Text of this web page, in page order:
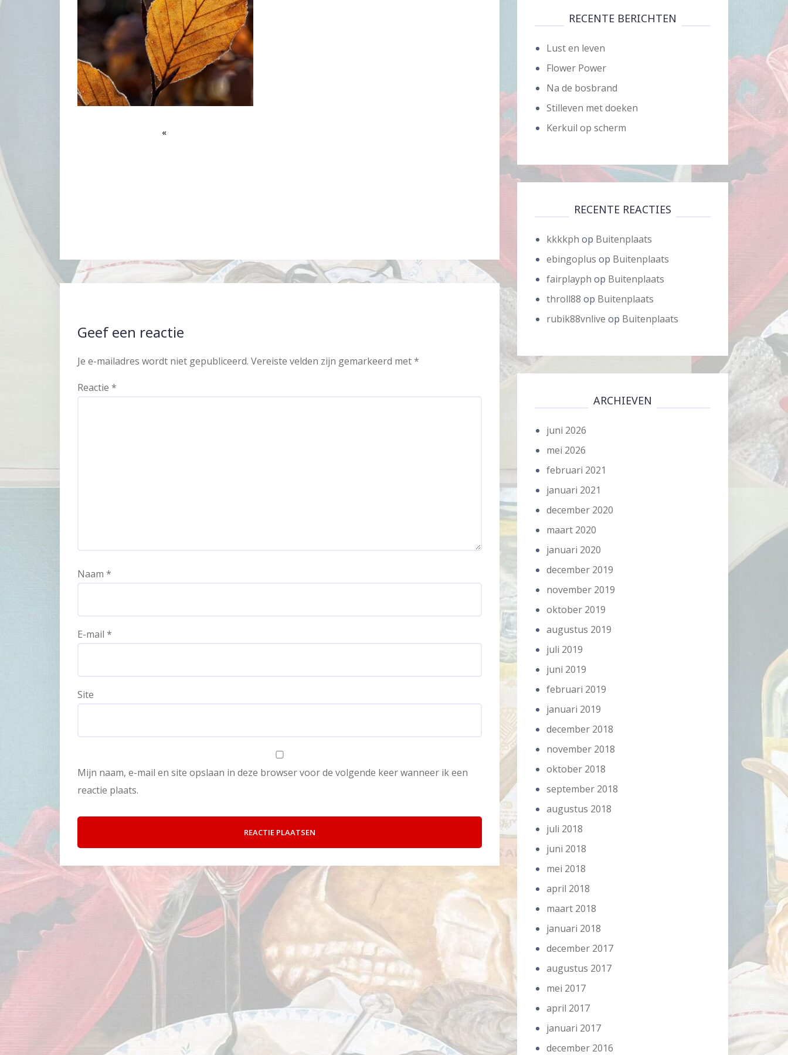
Geef een reactie
Je e-mailadres wordt niet gepubliceerd. Vereiste velden zijn gemarkeerd met*
Reactie *
Naam *
E-mail *
Site
Mijn naam, e-mail en site opslaan in deze browser voor de volgende keer wanneer ik een
reactie plaats.
RECENTE BERICHTEN
Lust en leven
Flower Power
Na de bosbrand
Stilleven met doeken
Kerkuil op scherm
RECENTE REACTIES
kkkkph op Buitenplaats
ebingoplus op Buitenplaats
fairplayph op Buitenplaats
throll88 op Buitenplaats
rubik88vnlive op Buitenplaats
ARCHIEVEN
juni 2026
mei 2026
februari 2021
januari 2021
december 2020
maart 2020
januari 2020
december 2019
november 2019
oktober 2019
augustus 2019
juli 2019
juni 2019
februari 2019
januari 2019
december 2018
november 2018
oktober 2018
september 2018
augustus 2018
juli 2018
juni 2018
mei 2018
april 2018
maart 2018
januari 2018
december 2017
augustus 2017
mei 2017
april 2017
januari 2017
december 2016